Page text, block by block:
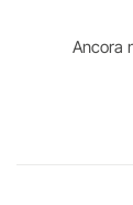
Ancora